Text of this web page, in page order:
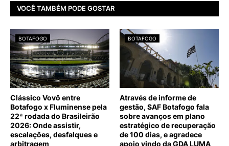
VOCÊ TAMBÉM PODE GOSTAR
BOTAFOGO
Clássico Vovô entre
Botafogo x Fluminense pela
22ª rodada do Brasileirão
2026: Onde assistir,
escalações, desfalques e
arbitragem
BOTAFOGO
Através de informe de
gestão, SAF Botafogo fala
sobre avanços em plano
estratégico de recuperação
de 100 dias, e agradece
apoio vindo da GDA LUMA